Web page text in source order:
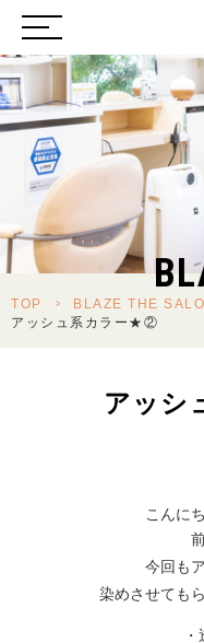
TOP > BLAZE THE
アッシュ系カラー★②
アッ
こんに
今回も
染めさせても